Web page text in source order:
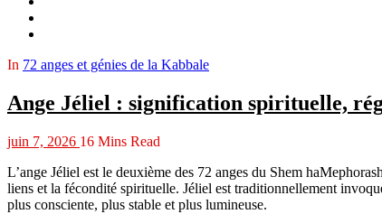
In 72 anges et génies de la Kabbale
Ange Jéliel : signification spirituelle,
juin 7, 2026 16 Mins Read
L’ange Jéliel est le deuxième des 72 anges du Shem
liens et la fécondité spirituelle. Jéliel est traditionnellement
plus consciente, plus stable et plus lumineuse.